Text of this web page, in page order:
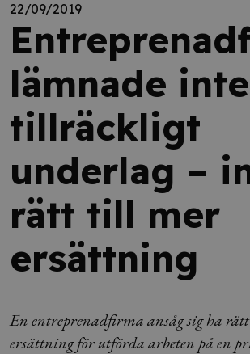
22/09/2019
lämnade inte
tillräckligt
underlag –
rätt till mer
ersättning
En entreprenadfirma ansåg sig ha
ersättning för utförda arbeten på en